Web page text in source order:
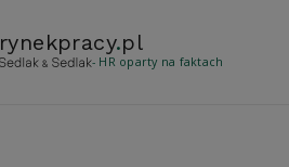
rynekpracy.pl
- HR oparty na faktach